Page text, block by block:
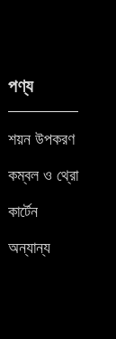
পণ্য
শয়ন উপকরণ
কম্বল ও থ্রো
কার্টেন
অন্যান্য